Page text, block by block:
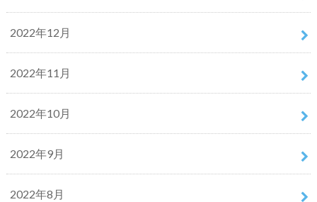
2022年12月
2022年11月
2022年10月
2022年9月
2022年8月